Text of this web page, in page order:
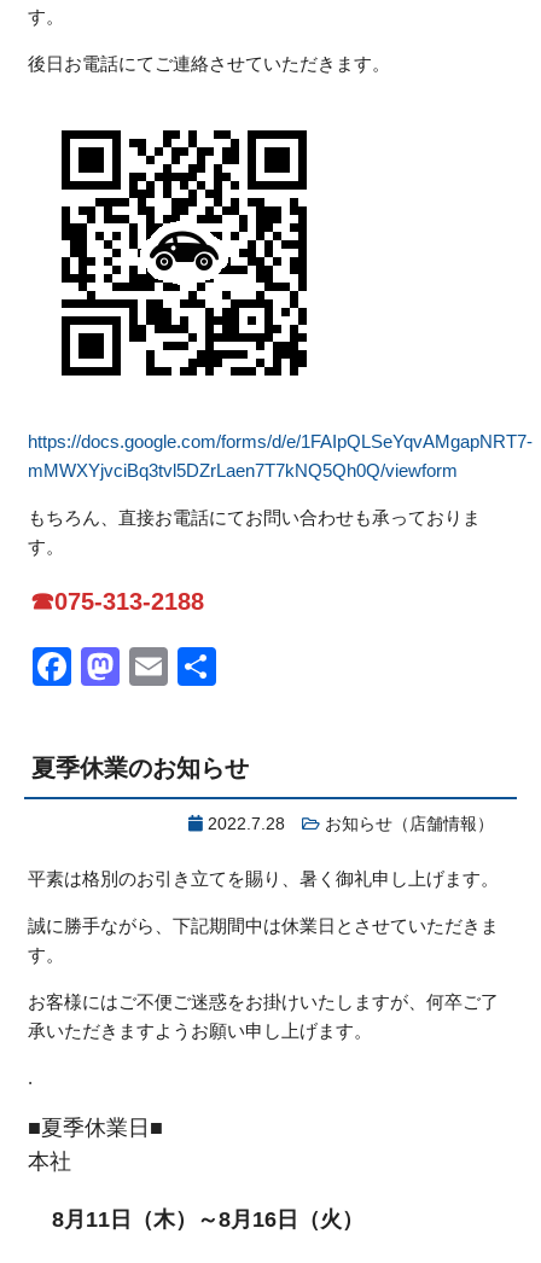
す。
後日お電話にてご連絡させていただきます。
https://docs.google.com/forms/d/e/1FAIpQLSeYqvAMgapNRT7-
mMWXYjvciBq3tvl5DZrLaen7T7kNQ5Qh0Q/viewform
もちろん、直接お電話にてお問い合わせも承っておりま
す。
☎075-313-2188
Facebook
Mastodon
Email
夏季休業のお知らせ
2022.7.28 お知らせ（店舗情報）
平素は格別のお引き立てを賜り、暑く御礼申し上げます。
誠に勝手ながら、下記期間中は休業日とさせていただきま
す。
お客様にはご不便ご迷惑をお掛けいたしますが、何卒ご了
承いただきますようお願い申し上げます。
.
■夏季休業日■
本社
8月11日（木）～8月16日（火）